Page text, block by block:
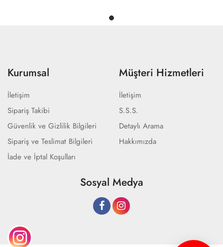
Kurumsal
İletişim
Sipariş Takibi
Güvenlik ve Gizlilik Bilgileri
Sipariş ve Teslimat Bilgileri
İade ve İptal Koşulları
Müşteri Hizmetleri
İletişim
S.S.S.
Detaylı Arama
Hakkımızda
Sosyal Medya